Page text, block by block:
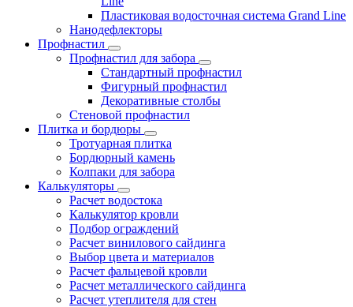
Пластиковая водосточная система Grand Line
Нанодефлекторы
Профнастил
Профнастил для забора
Стандартный профнастил
Фигурный профнастил
Декоративные столбы
Стеновой профнастил
Плитка и бордюры
Тротуарная плитка
Бордюрный камень
Колпаки для забора
Калькуляторы
Расчет водостока
Калькулятор кровли
Подбор ограждений
Расчет винилового сайдинга
Выбор цвета и материалов
Расчет фальцевой кровли
Расчет металлического сайдинга
Расчет утеплителя для стен